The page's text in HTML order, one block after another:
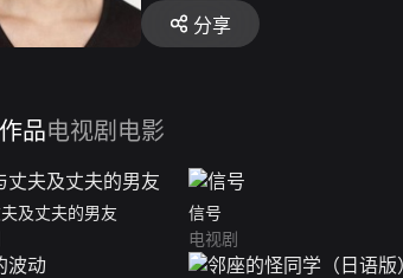
中国粉丝熟知。2014年9月，参演
季月九剧集《朝五晚九》追加卡司
分享
品电视剧 电影
及丈夫的男友
信号
电视剧